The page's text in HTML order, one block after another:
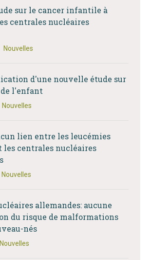
sur le cancer infantile à
centrales nucléaires
Nouvelles
d'une nouvelle étude sur
l'enfant
Nouvelles
lien entre les leucémies
centrales nucléaires
Nouvelles
allemandes: aucune
du risque de malformations
nés
Nouvelles